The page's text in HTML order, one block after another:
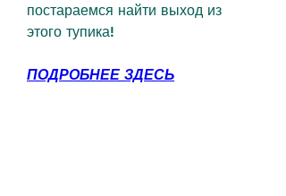
постараемся найти выход из
этого тупика!
ПОДРОБНЕЕ ЗДЕСЬ